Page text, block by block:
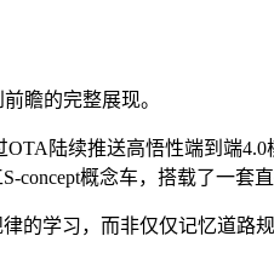
瞻的完整展现。
陆续推送高悟性端到端
概念车，搭载了一套
的学习，而非仅仅记忆道